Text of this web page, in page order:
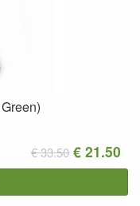
€ 33.50 € 21.50